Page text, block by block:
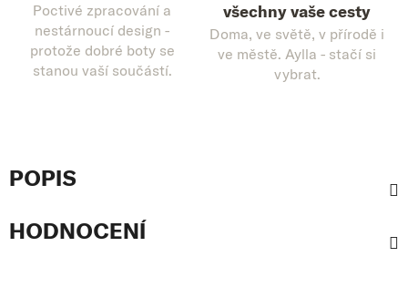
Poctivé zpracování a
nestárnoucí design -
protože dobré boty se
stanou vaší součástí.
všechny vaše cesty
Doma, ve světě, v přírodě i
ve městě. Aylla - stačí si
vybrat.
POPIS
HODNOCENÍ